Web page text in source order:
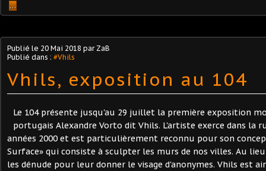
…
Publié le 20 Mai 2018 par ZaB
Publié dans : #Vhils
Vhils, exposition au 104
Le 104 présente jusqu'au 29 juillet la première exposition
portugais Alexandre Vorto dit Vhils. L'artiste exerce dans la
années 2000 et est particulièrement reconnu pour son
Surface» qui consiste à sculpter les murs de nos villes. Au
les dénude pour leur donner le visage d'anonymes. Vhils est